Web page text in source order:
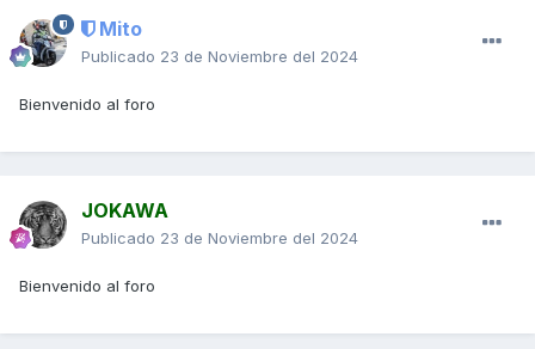
Mito
Publicado 23 de Noviembre del 2024
Bienvenido al foro
JOKAWA
Publicado 23 de Noviembre del 2024
Bienvenido al foro